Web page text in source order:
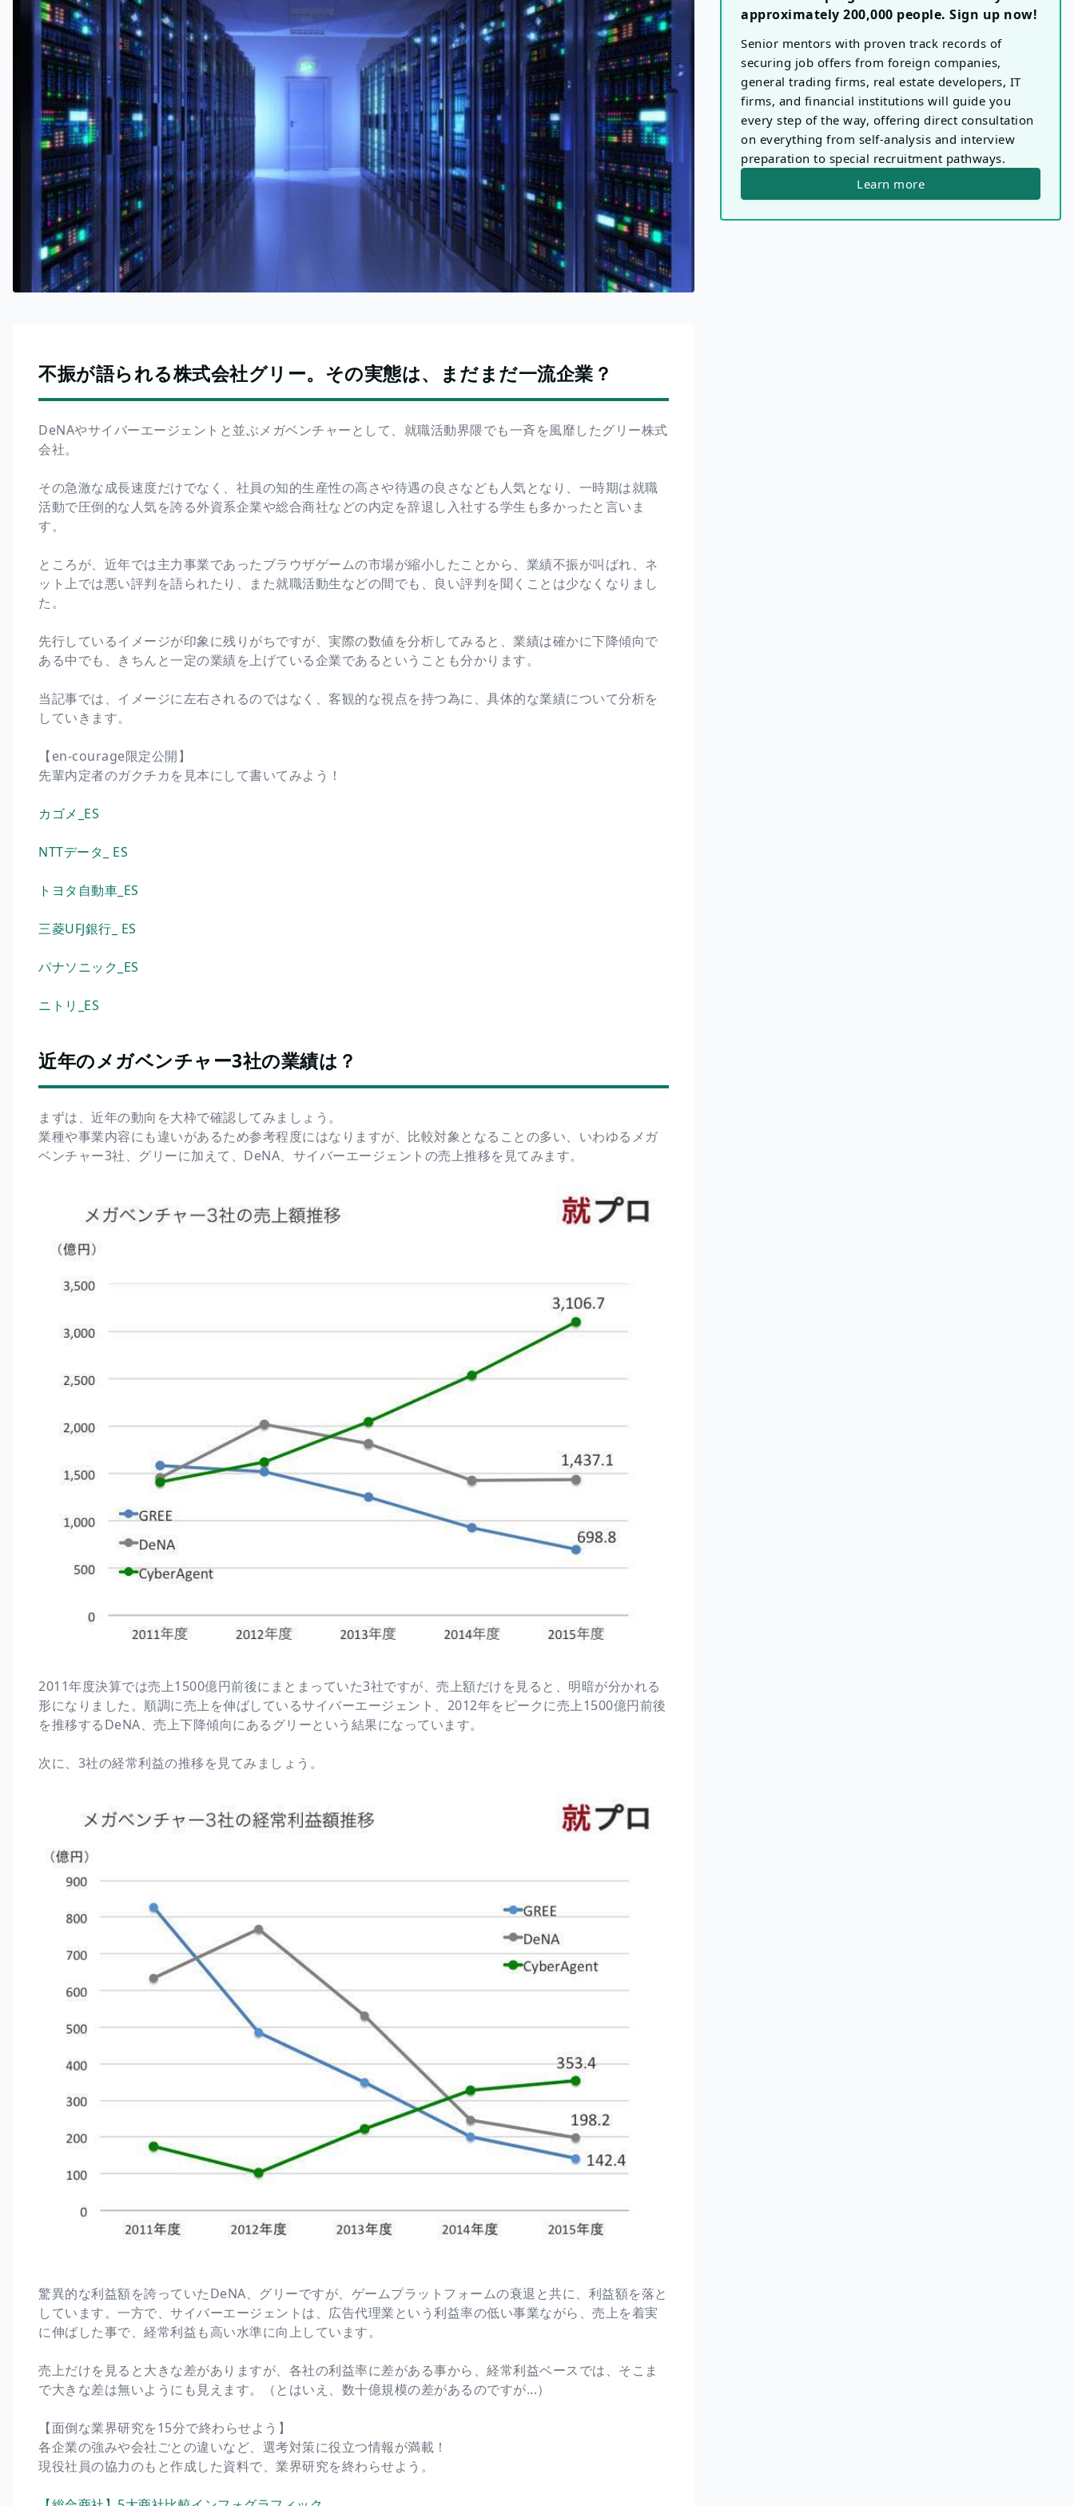
不振が語られる株式会社グリー。その実態は、まだまだ一流企業？
DeNAやサイバーエージェントと並ぶメガベンチャーとして、就職活動界隈でも一斉を風靡したグリー株式
会社。
その急激な成長速度だけでなく、社員の知的生産性の高さや待遇の良さなども人気となり、一時期は就職
活動で圧倒的な人気を誇る外資系企業や総合商社などの内定を辞退し入社する学生も多かったと言いま
す。
ところが、近年では主力事業であったブラウザゲームの市場が縮小したことから、業績不振が叫ばれ、ネ
ット上では悪い評判を語られたり、また就職活動生などの間でも、良い評判を聞くことは少なくなりまし
た。
先行しているイメージが印象に残りがちですが、実際の数値を分析してみると、業績は確かに下降傾向で
ある中でも、きちんと一定の業績を上げている企業であるということも分かります。
当記事では、イメージに左右されるのではなく、客観的な視点を持つ為に、具体的な業績について分析を
していきます。
【en-courage限定公開】
先輩内定者のガクチカを見本にして書いてみよう！
カゴメ_ES
NTTデータ_ ES
トヨタ自動車_ES
三菱UFJ銀行_ ES
パナソニック_ES
ニトリ_ES
近年のメガベンチャー3社の業績は？
まずは、近年の動向を大枠で確認してみましょう。
業種や事業内容にも違いがあるため参考程度にはなりますが、比較対象となることの多い、いわゆるメガ
ベンチャー3社、グリーに加えて、DeNA、サイバーエージェントの売上推移を見てみます。
2011年度決算では売上1500億円前後にまとまっていた3社ですが、売上額だけを見ると、明暗が分かれる
形になりました。順調に売上を伸ばしているサイバーエージェント、2012年をピークに売上1500億円前後
を推移するDeNA、売上下降傾向にあるグリーという結果になっています。
次に、3社の経常利益の推移を見てみましょう。
驚異的な利益額を誇っていたDeNA、グリーですが、ゲームプラットフォームの衰退と共に、利益額を落と
しています。一方で、サイバーエージェントは、広告代理業という利益率の低い事業ながら、売上を着実
に伸ばした事で、経常利益も高い水準に向上しています。
売上だけを見ると大きな差がありますが、各社の利益率に差がある事から、経常利益ベースでは、そこま
で大きな差は無いようにも見えます。（とはいえ、数十億規模の差があるのですが...）
【面倒な業界研究を15分で終わらせよう】
各企業の強みや会社ごとの違いなど、選考対策に役立つ情報が満載！
現役社員の協力のもと作成した資料で、業界研究を終わらせよう。
approximately 200,000 people. Sign up now!
Senior mentors with proven track records of
securing job offers from foreign companies,
general trading firms, real estate developers, IT
firms, and financial institutions will guide you
every step of the way, offering direct consultation
on everything from self-analysis and interview
preparation to special recruitment pathways.
Learn more